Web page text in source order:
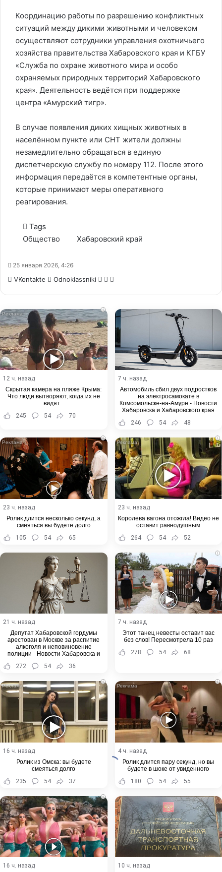
Координацию работы по разрешению конфликтных
ситуаций между дикими животными и человеком
осуществляют сотрудники управления охотничьего
хозяйства правительства Хабаровского края и КГБУ
«Служба по охране животного мира и особо
охраняемых природных территорий Хабаровского
края». Деятельность ведётся при поддержке
центра «Амурский тигр».
В случае появления диких хищных животных в
населённом пункте или СНТ жители должны
незамедлительно обращаться в единую
диспетчерскую службу по номеру 112. После этого
информация передаётся в компетентные органы,
которые принимают меры оперативного
реагирования.
Tags
Общество
Хабаровский край
25 января 2026, 4:26
VKontakte Odnoklassniki WhatsApp
Telegram
i
12 ч. назад
Скрытая камера на пляже Крыма:
Что люди вытворяют, когда их не
видят...
245
54 70
7 ч. назад
Автомобиль сбил двух подростков
на электросамокате в
Комсомольске-на-Амуре - Новости
Хабаровска и Хабаровского края
246
54 48
i
23 ч. назад
Ролик длится несколько секунд, а
смеяться вы будете долго
105
54 65
i
23 ч. назад
Королева вагона отожгла! Видео не
оставит равнодушным
264
54 52
21 ч. назад
Депутат Хабаровской гордумы
арестован в Москве за распитие
алкоголя и неповиновение
полиции - Новости Хабаровска и
272 54 36
i
7 ч. назад
Этот танец невесты оставит вас
без слов! Пересмотрела 10 раз
278
54 68
i
16 ч. назад
Ролик из Омска: вы будете
смеяться долго
235
54 37
i
4 ч. назад
Ролик длится пару секунд, но вы
будете в шоке от увиденного
180
54 55
i
16 ч. назад
10 ч. назад